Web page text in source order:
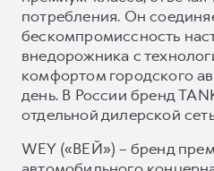
потребления. Он
бескомпромиссность
внедорожника с
комфортом городского
день. В России бренд
отдельной дилерской
WEY («ВЕЙ») – бренд